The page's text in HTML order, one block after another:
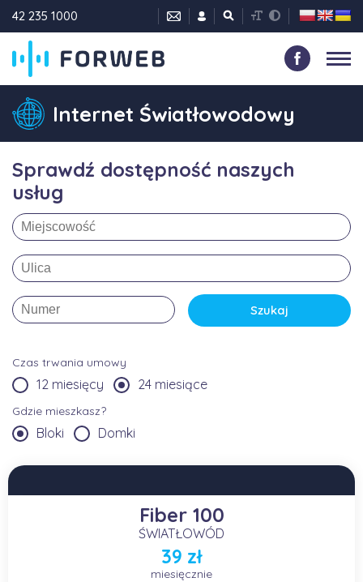
42 235 1000
Internet Światłowodowy
Sprawdź dostępność naszych
usług
Szukaj
Czas trwania umowy
12 miesięcy 24 miesiące
Gdzie mieszkasz?
Bloki Domki
Fiber 100
ŚWIATŁOWÓD
39 zł
miesięcznie